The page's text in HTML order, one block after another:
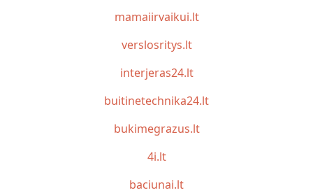
mamaiirvaikui.lt
verslosritys.lt
interjeras24.lt
buitinetechnika24.lt
bukimegrazus.lt
4i.lt
baciunai.lt